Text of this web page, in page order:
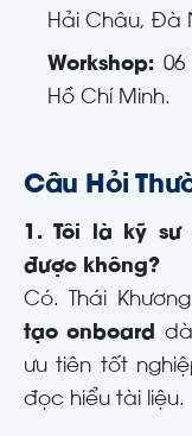
Hải Châu, Đà
Workshop: 06
Hồ Chí Minh.
Câu Hỏi
1. Tôi là kỹ
được không?
Có. Thái
tạo onboard
ưu tiên tốt
đọc hiểu tài liệu.